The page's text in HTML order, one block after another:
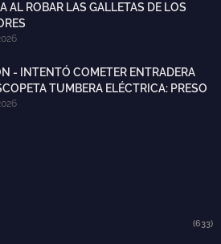
AL ROBAR LAS GALLETAS DE LOS
- INTENTÓ COMETER ENTRADERA
TUMBERA ELÉCTRICA: PRESO
(633)